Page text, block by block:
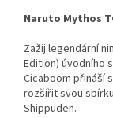
Naruto Mythos
Zažij legendární
Edition) úvodního
Cicaboom přináší
rozšířit svou
Shippuden.